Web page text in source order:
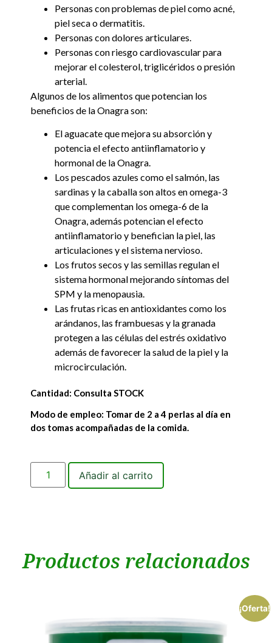
Personas con problemas de piel como acné,
piel seca o dermatitis.
Personas con dolores articulares.
Personas con riesgo cardiovascular para
mejorar el colesterol, triglicéridos o presión
arterial.
Algunos de los alimentos que potencian los
beneficios de la Onagra son:
El aguacate que mejora su absorción y
potencia el efecto antiinflamatorio y
hormonal de la Onagra.
Los pescados azules como el salmón, las
sardinas y la caballa son altos en omega-3
que complementan los omega-6 de la
Onagra, además potencian el efecto
antiinflamatorio y benefician la piel, las
articulaciones y el sistema nervioso.
Los frutos secos y las semillas regulan el
sistema hormonal mejorando síntomas del
SPM y la menopausia.
Las frutas ricas en antioxidantes como los
arándanos, las frambuesas y la granada
protegen a las células del estrés oxidativo
además de favorecer la salud de la piel y la
microcirculación.
Cantidad: Consulta STOCK
Modo de empleo: Tomar de 2 a 4 perlas al día en
dos tomas acompañadas de la comida.
Añadir al carrito
Productos relacionados
¡Oferta!